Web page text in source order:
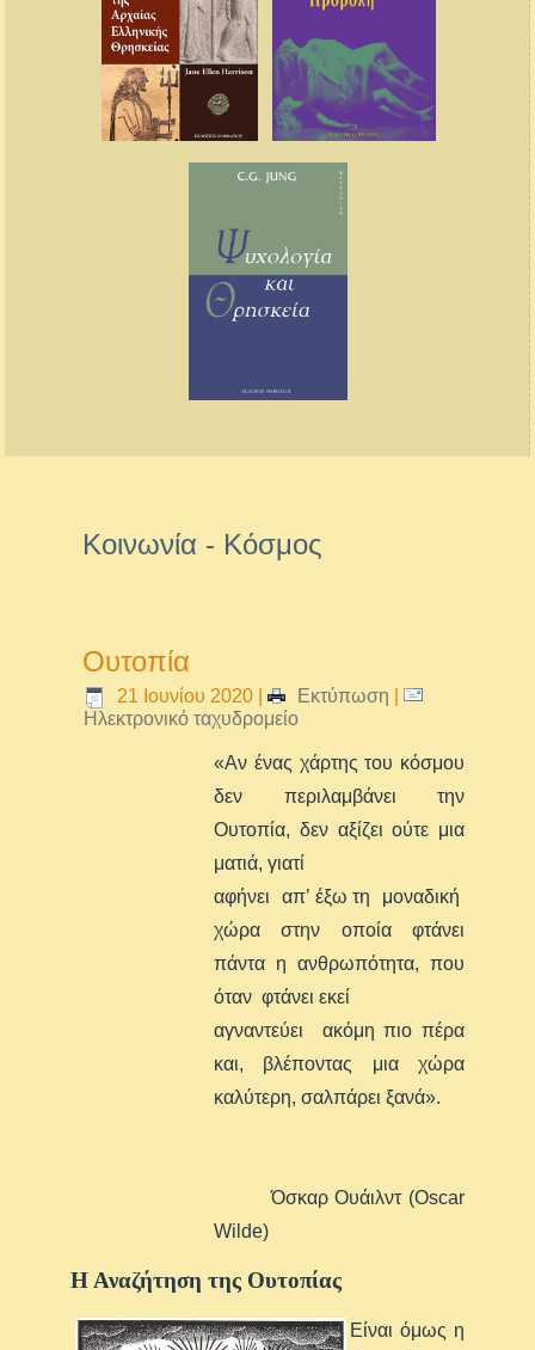
Κοινωνία - Κόσμος
Ουτοπία
21 Ιουνίου 2020 | Εκτύπωση
Ηλεκτρονικό ταχυδρομείο
«Αν ένας χάρτης του κόσμου
δεν περιλαμβάνει την
Ουτοπία, δεν αξίζει ούτε μια
ματιά, γιατί
αφήνει απ’ έξω τη μοναδική
χώρα στην οποία φτάνει
πάντα η ανθρωπότητα, που
όταν φτάνει εκεί
αγναντεύει ακόμη πιο πέρα
και, βλέποντας μια χώρα
καλύτερη, σαλπάρει ξανά».
Όσκαρ Ουάιλντ (Oscar
Wilde)
Η Αναζήτηση της Ουτοπίας
Είναι όμως η